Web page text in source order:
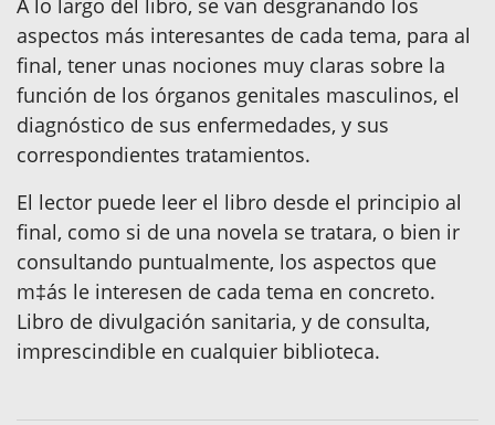
A lo largo del libro, se van desgranando los
aspectos más interesantes de cada tema, para al
final, tener unas nociones muy claras sobre la
función de los órganos genitales masculinos, el
diagnóstico de sus enfermedades, y sus
correspondientes tratamientos.
El lector puede leer el libro desde el principio al
final, como si de una novela se tratara, o bien ir
consultando puntualmente, los aspectos que
m‡ás le interesen de cada tema en concreto.
Libro de divulgación sanitaria, y de consulta,
imprescindible en cualquier biblioteca.